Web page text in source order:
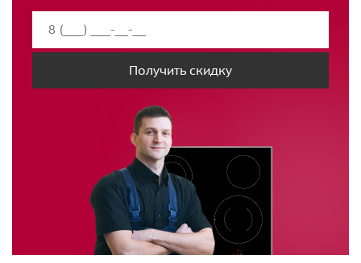
Получить скидку